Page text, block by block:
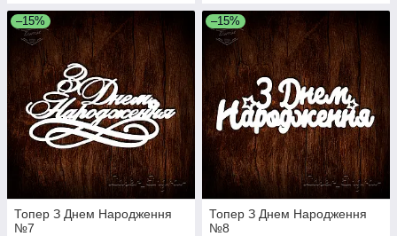
–15%
Топер З Днем Народження
№7
–15%
Топер З Днем Народження
№8